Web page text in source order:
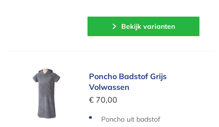
Bekijk varianten
Poncho Badstof Grijs Volwassen
Poncho Badstof Grijs
Volwassen
€ 70,00
Poncho uit badstof